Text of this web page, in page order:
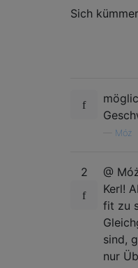
Sich
Móż
2
@
Kerl!
fit zu
sind,
nur